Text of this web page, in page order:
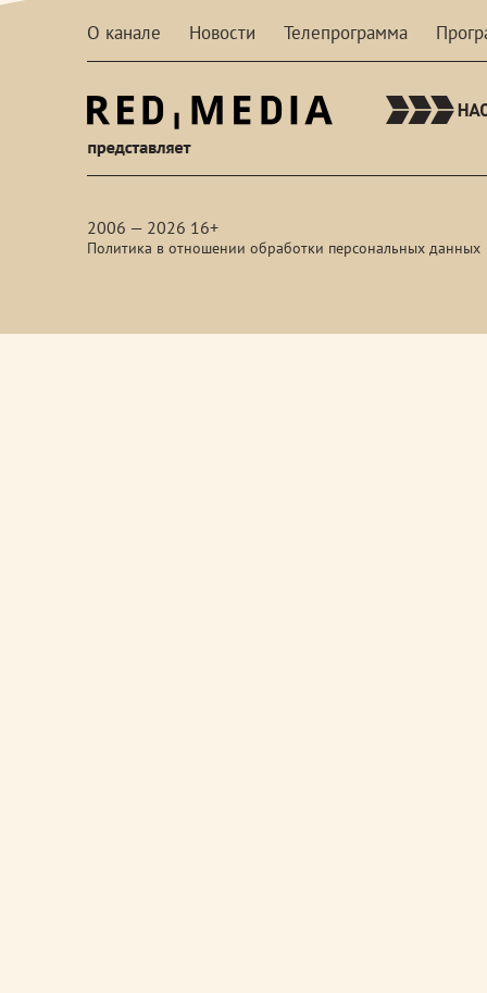
О канале Новости Телепрограмма
2006 — 2026 16+
Политика в отношении обработки персональных данных